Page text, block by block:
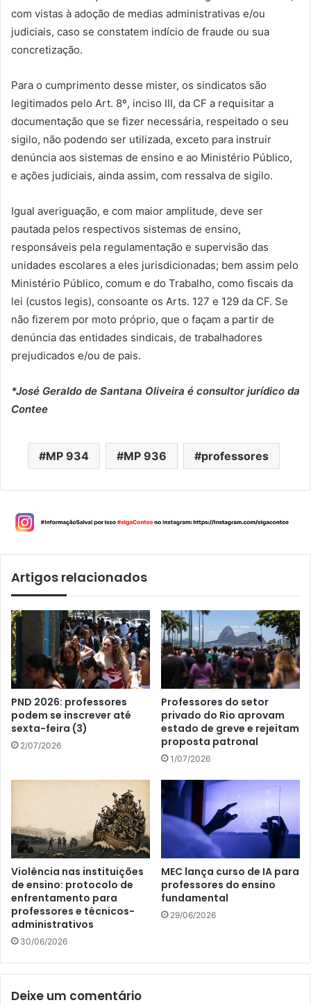
com vistas à adoção de medias administrativas e/ou
judiciais, caso se constatem indício de fraude ou sua
concretização.
Para o cumprimento desse mister, os sindicatos são
legitimados pelo Art. 8º, inciso III, da CF a requisitar a
documentação que se fizer necessária, respeitado o seu
sigilo, não podendo ser utilizada, exceto para instruir
denúncia aos sistemas de ensino e ao Ministério Público,
e ações judiciais, ainda assim, com ressalva de sigilo.
Igual averiguação, e com maior amplitude, deve ser
pautada pelos respectivos sistemas de ensino,
responsáveis pela regulamentação e supervisão das
unidades escolares a eles jurisdicionadas; bem assim pelo
Ministério Público, comum e do Trabalho, como fiscais da
lei (custos legis), consoante os Arts. 127 e 129 da CF. Se
não fizerem por moto próprio, que o façam a partir de
denúncia das entidades sindicais, de trabalhadores
prejudicados e/ou de pais.
*José Geraldo de Santana Oliveira é consultor jurídico da
Contee
MP 934 MP 936 professores
Artigos relacionados
PND 2026: professores
podem se inscrever até
sexta-feira (3)
2/07/2026
Professores do setor
privado do Rio aprovam
estado de greve e rejeitam
proposta patronal
1/07/2026
Violência nas instituições
de ensino: protocolo de
enfrentamento para
professores e técnicos-
administrativos
30/06/2026
MEC lança curso de IA para
professores do ensino
fundamental
29/06/2026
Deixe um comentário